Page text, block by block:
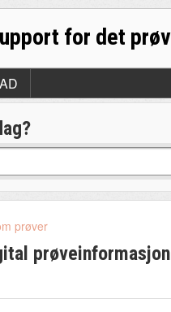
prøver
prøveinformasjon